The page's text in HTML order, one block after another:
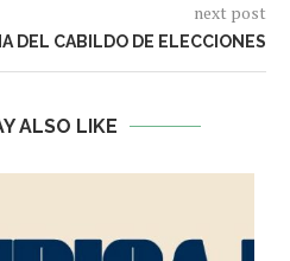
next post
DEL CABILDO DE ELECCIONES
ALSO LIKE